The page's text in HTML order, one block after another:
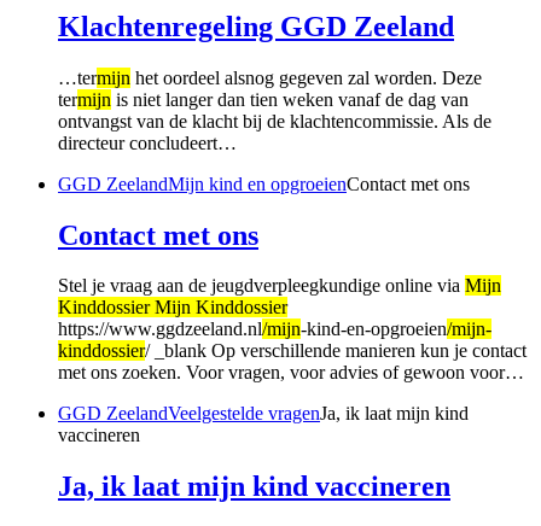
Klachtenregeling GGD Zeeland
…termijn het oordeel alsnog gegeven zal worden. Deze
termijn is niet langer dan tien weken vanaf de dag van
ontvangst van de klacht bij de klachtencommissie. Als de
directeur concludeert…
GGD ZeelandMijn kind en opgroeienContact met ons
Contact met ons
Stel je vraag aan de jeugdverpleegkundige online via Mijn
Kinddossier Mijn Kinddossier
https://www.ggdzeeland.nl/mijn-kind-en-opgroeien/mijn-
kinddossier/ _blank Op verschillende manieren kun je contact
met ons zoeken. Voor vragen, voor advies of gewoon voor…
GGD ZeelandVeelgestelde vragenJa, ik laat mijn kind
vaccineren
Ja, ik laat mijn kind vaccineren